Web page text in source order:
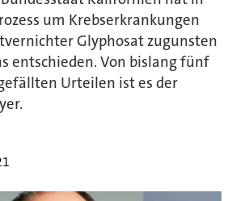
um Krebserkrankungen
Glyphosat zugunsten
entschieden. Von bislang fünf
Urteilen ist es der